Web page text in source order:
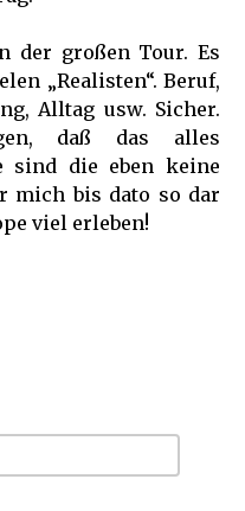
der großen Tour. Es
„Realisten“. Beruf,
Alltag usw. Sicher.
daß das alles
sind die eben keine
mich bis dato so dar
viel erleben!